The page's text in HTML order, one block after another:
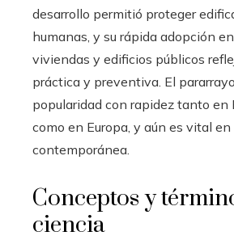
desarrollo permitió proteger
humanas, y su rápida adopción
viviendas y edificios públicos
práctica y preventiva. El
popularidad con rapidez tanto en
como en Europa, y aún es vital
contemporánea.
Conceptos y
ciencia